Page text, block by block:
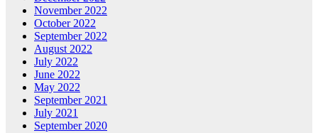
November 2022
October 2022
September 2022
August 2022
July 2022
June 2022
May 2022
September 2021
July 2021
September 2020